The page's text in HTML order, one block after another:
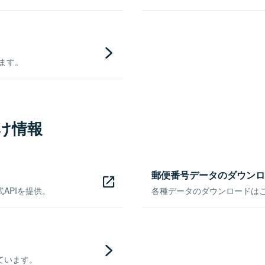
。
情報
を提供。
郵便番号データのダウン
各種データのダウンロードは
ます。